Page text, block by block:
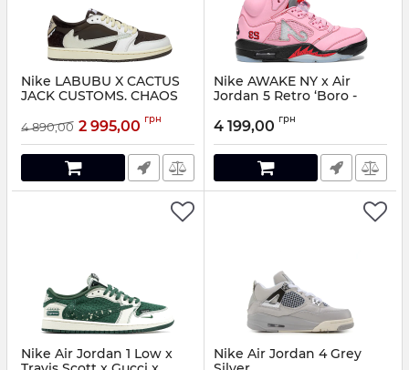
Nike LABUBU X CACTUS
JACK CUSTOMS. CHAOS
Артикул: 99021798
4 890,00 2 995,00 грн
Nike AWAKE NY x Air
Jordan 5 Retro ‘Boro -
Артикул: 509147
4 199,00 грн
Nike Air Jordan 1 Low x
Nike Air Jordan 4 Grey